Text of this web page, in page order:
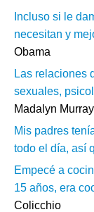
Incluso si le
necesitan y
Obama
Las relaciones
sexuales,
Madalyn
Mis padres
todo el día, así
Empecé a
15 años, era
Colicchio